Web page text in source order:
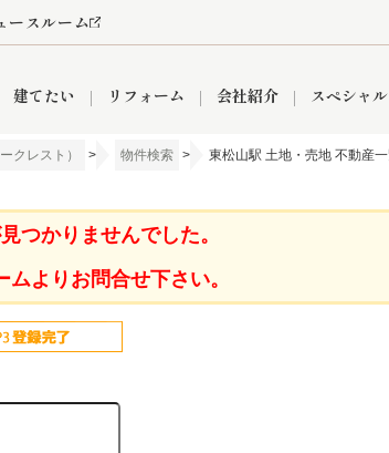
ースルーム
お気に入り 閲覧履歴
ョン済み物件
よくある質問 売却コラム
リースバック
建てたい リフォーム
補助金・助成金 【東京】補助金・助成金
会社紹介
声 創業の想い
営業所 ひばりケ丘営業所
スペシャ
レンタルスペース
なんでもご相談 プライバシーポリシー
クレスト） > 物件検索 > 東松山駅 土地・売地 不動産
つかりませんでした。
よりお問合せ下さい。